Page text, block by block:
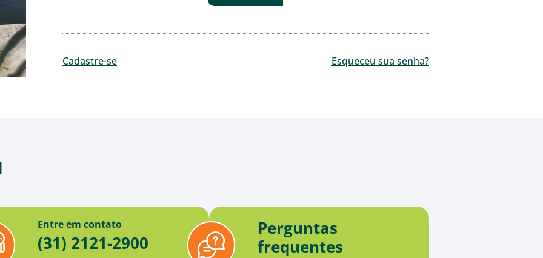
Cadastre-se Esqueceu sua senha?
Entre em contato
(31) 2121-2900
Perguntas
frequentes